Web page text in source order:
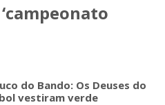
do Bando: Os Deuses do
vestiram verde